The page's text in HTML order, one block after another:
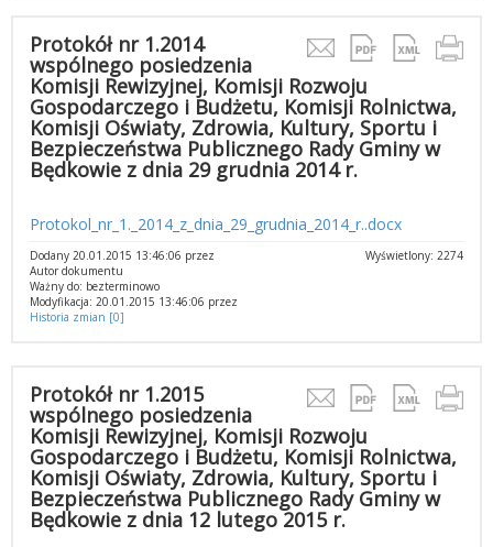
Protokół nr 1.2014
wspólnego posiedzenia
Komisji Rewizyjnej, Komisji Rozwoju
Gospodarczego i Budżetu, Komisji Rolnictwa,
Komisji Oświaty, Zdrowia, Kultury, Sportu i
Bezpieczeństwa Publicznego Rady Gminy w
Będkowie z dnia 29 grudnia 2014 r.
Protokol_nr_1._2014_z_dnia_29_grudnia_2014_r..docx
Wyświetlony: 2274
Dodany 20.01.2015 13:46:06 przez
Autor dokumentu
Ważny do: bezterminowo
Modyfikacja: 20.01.2015 13:46:06 przez
Historia zmian [0]
Protokół nr 1.2015
wspólnego posiedzenia
Komisji Rewizyjnej, Komisji Rozwoju
Gospodarczego i Budżetu, Komisji Rolnictwa,
Komisji Oświaty, Zdrowia, Kultury, Sportu i
Bezpieczeństwa Publicznego Rady Gminy w
Będkowie z dnia 12 lutego 2015 r.